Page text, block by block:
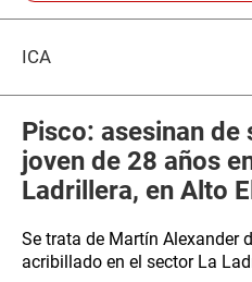
ICA
Pisco: asesinan de
joven de 28 años
Ladrillera, en Alto
Se trata de Martín Alexander
acribillado en el sector La